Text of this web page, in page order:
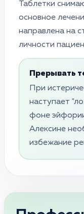
Таблетки
основное
направлена на
личности
Прерывать
При
наступает
фоне
Алексине
избежание